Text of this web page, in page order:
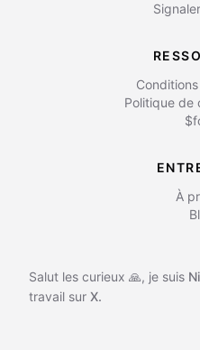
Politique de
À
Salut les curieux 🙏, je suis
travail sur X.